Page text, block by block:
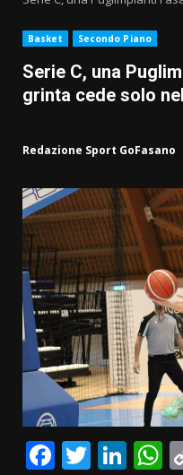
Basket Secondo Piano
Serie C, una
grinta cede solo
Redazione Sport GoFasano
Facebook